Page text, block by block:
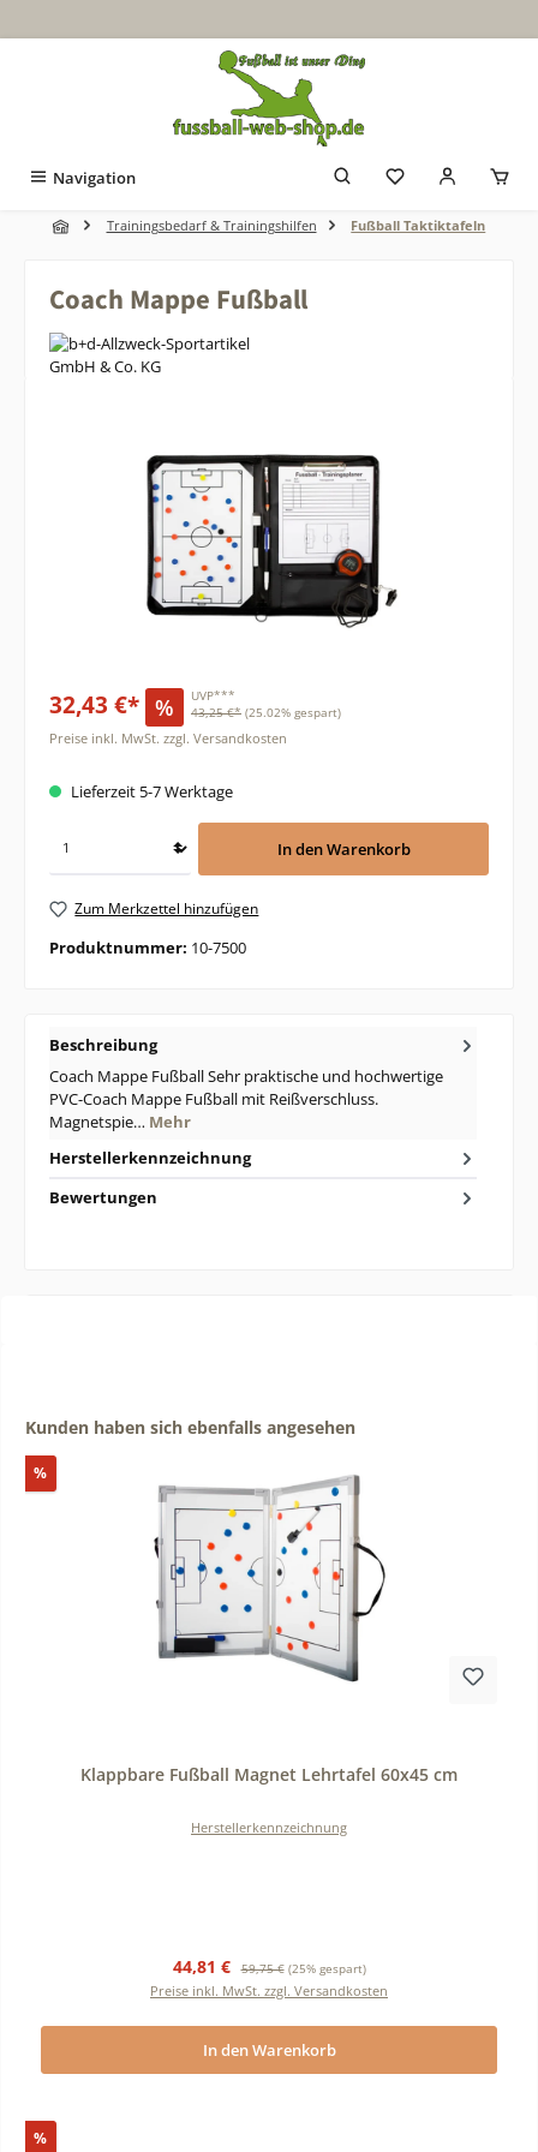
Navigation
Trainingsbedarf & Trainingshilfen Fußball Taktiktafeln
Coach Mappe Fußball
32,43 €* %
UVP***
43,25 €* (25.02% gespart)
Preise inkl. MwSt. zzgl. Versandkosten
Lieferzeit 5-7 Werktage
In den Warenkorb
Zum Merkzettel hinzufügen
Produktnummer: 10-7500
Beschreibung
Coach Mappe Fußball Sehr praktische und hochwertige
PVC-Coach Mappe Fußball mit Reißverschluss.
Magnetspie… Mehr
Herstellerkennzeichnung
Bewertungen
Produktgalerie überspringen
Kunden haben sich ebenfalls angesehen
%Rabatt
Klappbare Fußball Magnet Lehrtafel 60x45 cm
Herstellerkennzeichnung
Verkaufspreis:
44,81 € Regulärer Preis:
59,75 € (25% gespart)
Preise inkl. MwSt. zzgl. Versandkosten
In den Warenkorb
%Rabatt